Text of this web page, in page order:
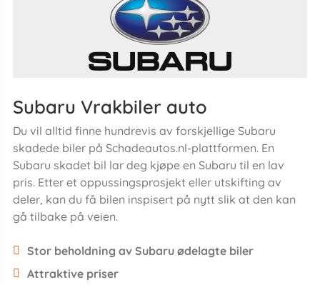
Subaru Vrakbiler auto
Du vil alltid finne hundrevis av forskjellige Subaru
skadede biler på Schadeautos.nl-plattformen. En
Subaru skadet bil lar deg kjøpe en Subaru til en lav
pris. Etter et oppussingsprosjekt eller utskifting av
deler, kan du få bilen inspisert på nytt slik at den kan
gå tilbake på veien.
Stor beholdning av Subaru ødelagte biler
Attraktive priser